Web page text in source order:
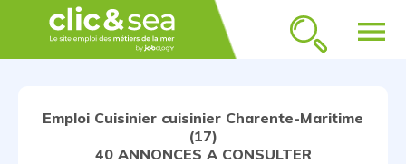
menu
Emploi Cuisinier cuisinier Charente-Maritime
(17)
40 ANNONCES A CONSULTER